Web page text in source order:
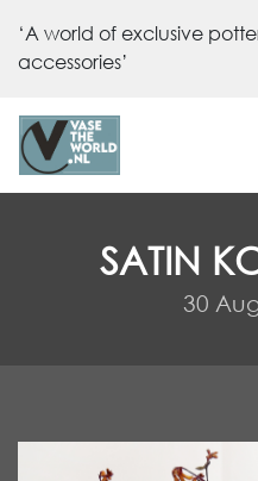
‘A world of exclusive
accessories’
SATIN
30